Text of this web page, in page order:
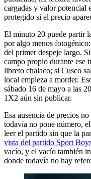
cargadas y valor potencial
protegido si el precio
El minuto 20 puede partir
por algo menos
del primer despeje largo.
campo propio durante ese
libreto chalaco; si Cusco
local empieza a morder.
sábado 16 de mayo a las
1X2 aún sin publicar.
Esa ausencia de precios
todavía no pone número,
leer el partido sin que la
vista del partido Sport
vacío, y el vacío también
donde todavía no hay